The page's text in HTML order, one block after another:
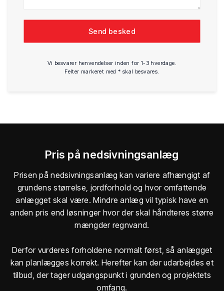
Vi besvarer henvendelser inden for 1-3 hverdage.
Felter markeret med * skal besvares.
Pris på nedsivningsanlæg
Prisen på nedsivningsanlæg kan variere afhængigt af
grundens størrelse, jordforhold og hvor omfattende
anlægget skal være. Mindre anlæg vil typisk have en
anden pris end løsninger hvor der skal håndteres større
mængder regnvand.
Derfor vurderes forholdene normalt først, så anlægget
kan planlægges korrekt. Herefter kan der udarbejdes et
tilbud, der tager udgangspunkt i grunden og projektets
omfang.